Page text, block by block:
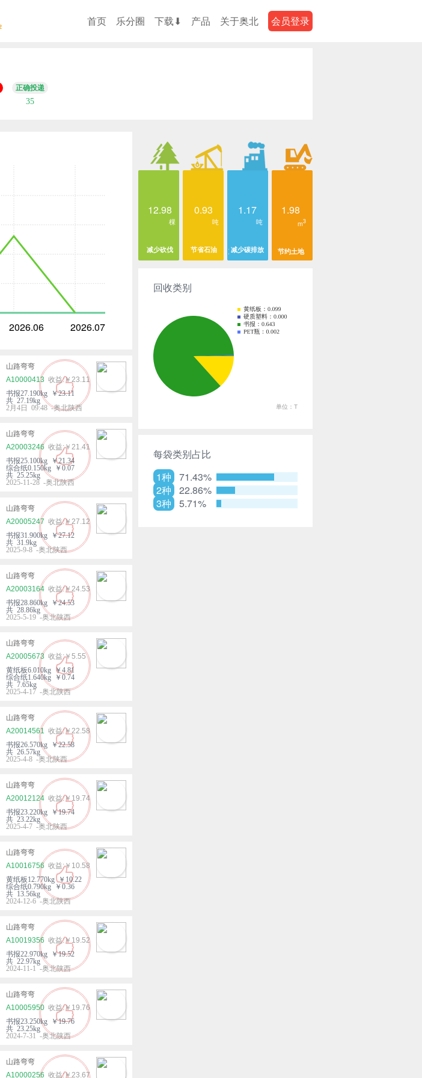
首页 乐分圈 下载⬇ 产品 关于奥北 会员登录
正确投递
35
2026.06 2026.07
山路弯弯
A10000413
￥23.11
书报27.190kg ￥23.11
共 27.19kg
2月4日 09:48 -奥北陕西
山路弯弯
A20003246
￥21.41
书报25.100kg ￥21.34
综合纸0.150kg ￥0.07
共 25.25kg
2025-11-28 -奥北陕西
山路弯弯
A20005247
￥27.12
书报31.900kg ￥27.12
共 31.9kg
2025-9-8 -奥北陕西
山路弯弯
A20003164
￥24.53
书报28.860kg ￥24.53
共 28.86kg
2025-5-19 -奥北陕西
山路弯弯
A20005673
￥5.55
黄纸板6.010kg ￥4.81
综合纸1.640kg ￥0.74
共 7.65kg
2025-4-17 -奥北陕西
山路弯弯
A20014561
￥22.58
书报26.570kg ￥22.58
共 26.57kg
2025-4-8 -奥北陕西
山路弯弯
A20012124
￥19.74
书报23.220kg ￥19.74
共 23.22kg
2025-4-7 -奥北陕西
山路弯弯
A10016756
￥10.58
黄纸板12.770kg ￥10.22
综合纸0.790kg ￥0.36
共 13.56kg
2024-12-6 -奥北陕西
山路弯弯
A10019356
￥19.52
书报22.970kg ￥19.52
共 22.97kg
2024-11-1 -奥北陕西
山路弯弯
A10005950
￥19.76
书报23.250kg ￥19.76
共 23.25kg
2024-7-31 -奥北陕西
山路弯弯
A10000256
￥23.67
12.98
棵
减少砍伐
0.93
吨
节省石油
1.17
吨
减少碳排放
1.98
m3
节约土地
回收类别
每袋类别占比
1种
71.43%
2种
22.86%
3种
5.71%